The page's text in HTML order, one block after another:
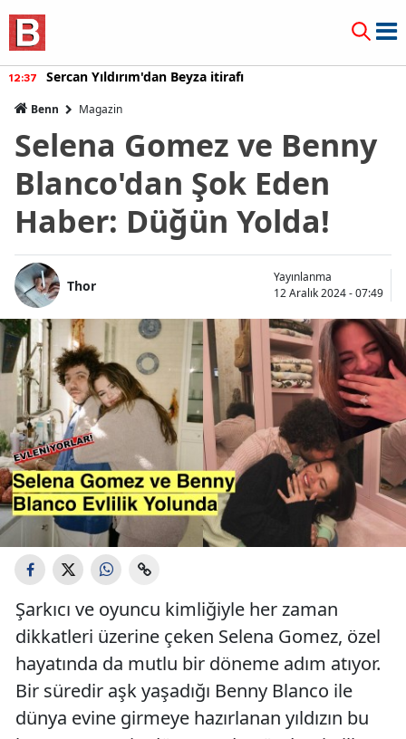
12:37 Sercan Yıldırım'dan Beyza itirafı
Benn Magazin
Selena Gomez ve Benny
Blanco'dan Şok Eden
Haber: Düğün Yolda!
Thor
Yayınlanma
12 Aralık 2024 - 07:49
Şarkıcı ve oyuncu kimliğiyle her zaman
dikkatleri üzerine çeken Selena Gomez, özel
hayatında da mutlu bir döneme adım atıyor.
Bir süredir aşk yaşadığı Benny Blanco ile
dünya evine girmeye hazırlanan yıldızın bu